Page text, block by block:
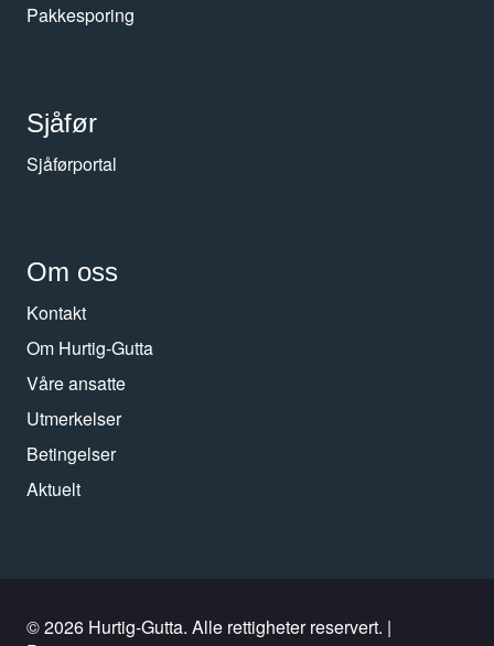
Pakkesporing
Sjåfør
Sjåførportal
Om oss
Kontakt
Om Hurtig-Gutta
Våre ansatte
Utmerkelser
Betingelser
Aktuelt
© 2026 Hurtig-Gutta. Alle rettigheter reservert. |